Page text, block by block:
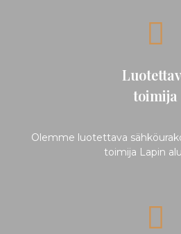
toimija
Olemme luotettava
toimija Lapin